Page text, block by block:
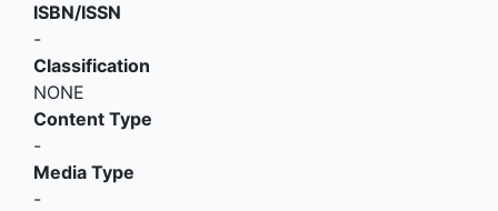
ISBN/ISSN
-
Classification
NONE
Content Type
-
Media Type
-